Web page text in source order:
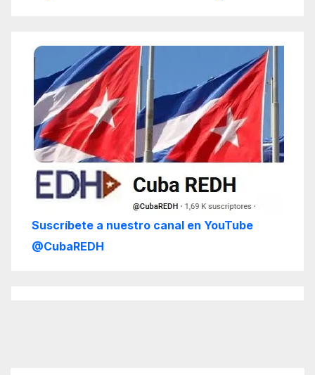
Suscríbete a nuestro canal en YouTube
@CubaREDH